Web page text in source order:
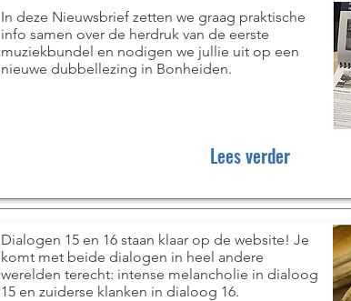
In deze Nieuwsbrief zetten we graag praktische
info samen over de herdruk van de eerste
muziekbundel en nodigen we jullie uit op een
nieuwe dubbellezing in Bonheiden.
Lees verder
Dialogen 15 en 16 staan klaar op de website! Je
komt met beide dialogen in heel andere
werelden terecht: intense melancholie in dialoog
15 en zuiderse klanken in dialoog 16.